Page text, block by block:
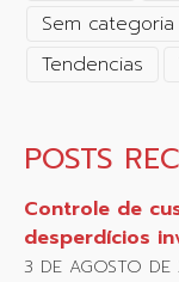
Sem categoria
Tendencias
POSTS
Controle de
desperdícios
3 DE AGOSTO